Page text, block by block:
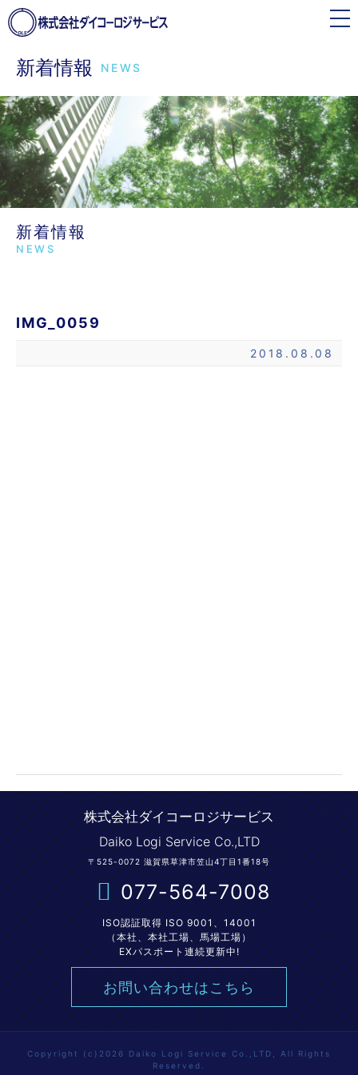
toggle
navigation
新着情報 NEWS
新着情報
NEWS
IMG_0059
2018.08.08
株式会社ダイコーロジサービス
Daiko Logi Service Co.,LTD
〒525-0072 滋賀県草津市笠山4丁目1番18号
077-564-7008
ISO認証取得 ISO 9001、14001
（本社、本社工場、馬場工場）
EXパスポート連続更新中!
お問い合わせはこちら
Copyright (c)2026 Daiko Logi Service Co.,LTD, All Rights
Reserved.